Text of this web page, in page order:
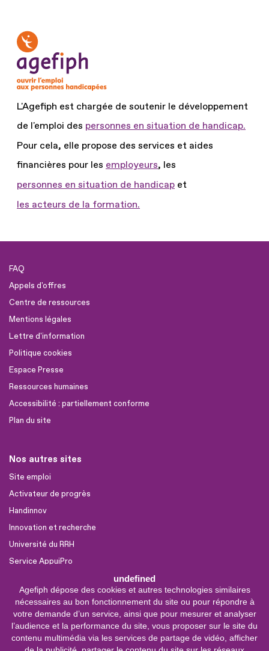
undefined
Agefiph dépose des cookies et autres technologies similaires
nécessaires au bon fonctionnement du site ou pour répondre à
votre demande d’un service, ainsi que pour mesurer et analyser
l’audience et la performance du site, vous proposer sur le site du
contenu multimédia via les services de partage de vidéo, afficher
L'Agefiph est chargée de soutenir le développement
de l'emploi des personnes en situation de handicap.
Pour cela, elle propose des services et aides
financières pour les employeurs, les
personnes en situation de handicap et
les acteurs de la formation.
FAQ
Appels d'offres
Centre de ressources
Mentions légales
Lettre d'information
Politique cookies
Espace Presse
Ressources humaines
Accessibilité : partiellement conforme
Plan du site
Nos autres sites
Site emploi
Activateur de progrès
Handinnov
Innovation et recherche
Université du RRH
Service AppuiPro
Nous suivre
Youtube